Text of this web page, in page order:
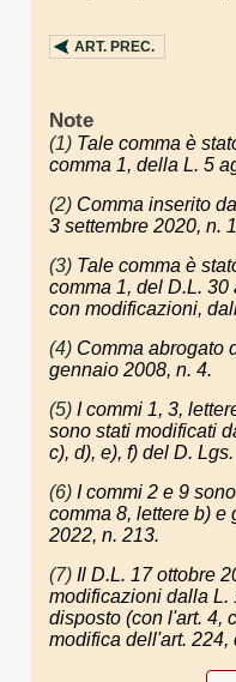
ART. PREC.
Note
(1) Tale comma è
comma 1, della L. 5
(2) Comma inserito
3 settembre 2020, n.
(3) Tale comma è
comma 1, del D.L. 30
con modificazioni,
(4) Comma abrogato
gennaio 2008, n. 4.
(5) I commi 1, 3,
sono stati modificati
c), d), e), f) del D.
(6) I commi 2 e 9
comma 8, lettere b) e
2022, n. 213.
(7) Il D.L. 17 ottobre
modificazioni dalla L.
disposto (con l'art. 4,
modifica dell'art. 224,